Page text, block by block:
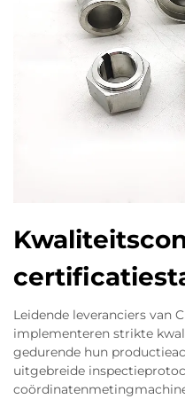
Leidende leveranciers van
implementeren strikte
gedurende hun
uitgebreide